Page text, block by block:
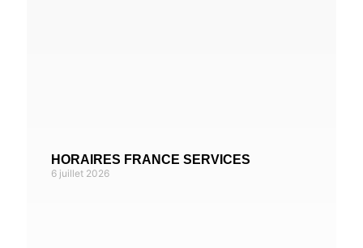
HORAIRES FRANCE SERVICES
6 juillet 2026